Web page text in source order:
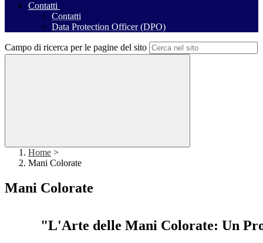
Contatti
Contatti
Data Protection Officer (DPO)
Campo di ricerca per le pagine del sito
Home >
Mani Colorate
Mani Colorate
"L'Arte delle Mani Colorate: Un